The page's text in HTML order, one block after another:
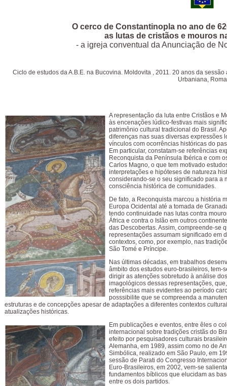
O cerco de Constantinopla no ano de
as lutas de cristãos e mouros
- a igreja conventual da Anunciação de
Ciclo de estudos da A.B.E. na Bucovina. Moldovita , 2011. 20 anos da
Urbaniana, Roma
A representação da luta entre Cristãos e
às encenações lúdico-festivas mais
patrimônio cultural tradicional do Brasil.
diferenças nas suas diversas expressões
vínculos com ocorrências históricas do
Em particular, constatam-se referências
Reconquista da Península Ibérica e com
Carlos Magno, o que tem motivado
interpretações e hipóteses de natureza
considerando-se o seu significado para a
consciência histórica de comunidades.
De fato, a Reconquista marcou a história
Europa Ocidental até a tomada de
tendo continuidade nas lutas contra
África e contra o Islão em outros
das Descobertas. Assim, compreende-se
representações assumam significado em
contextos, como, por exemplo, nas
São Tomé e Príncipe.
Nas últimas décadas, em trabalhos
âmbito dos estudos euro-brasileiros, tem-
dirigir as atenções sobretudo à análise
imagológicos dessas representações,
referências mais evidentes ao período
posssibilite que se compreenda a
estruturas e de concepções apesar de adaptações a diferentes contextos
atualizações históricas.
Em publicações e eventos, entre êles o
internacional sobre tradições cristãs do
efeito por pesquisadores culturais
Alemanha, em 1989, assim como no de
Simbólica, realizado em São Paulo, em
sessão de Parati do Congresso
Euro-Brasileiros, em 2002, vem-se
fundamentos bíblicos que elucidam as
entre os dois partidos.